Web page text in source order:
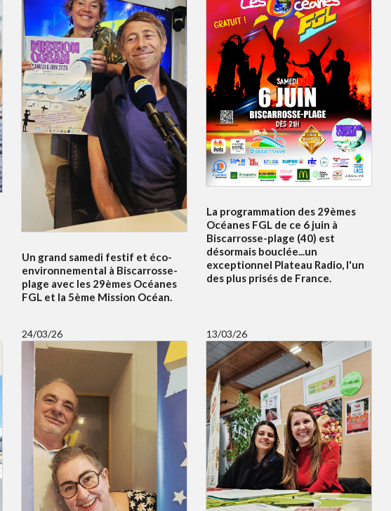
Un grand samedi festif et éco-
environnemental à Biscarrosse-
plage avec les 29èmes Océanes
FGL et la 5ème Mission Océan.
La programmation des 29èmes
Océanes FGL de ce 6 juin à
Biscarrosse-plage (40) est
désormais bouclée...un
exceptionnel Plateau Radio, l'un
des plus prisés de France.
24/03/26 13/03/26